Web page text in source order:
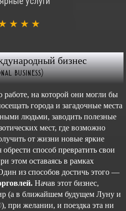
★
★
★
бизнес
business)
на которой они могли бы
города и загадочные места
людьми, заводить полезные
мест, где возможно
от жизни новые яркие
способ превратить свои
этом оставаясь в рамках
из способов достичь этого —
Начав этот бизнес,
(а в ближайшем будущем Луну и
), при желании, и поездка эта ни